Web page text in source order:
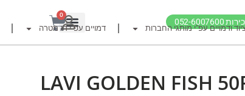
6007600
דף הבית
דמויים מומלצים לדיג זרזור
0
ודמויים עפ"י מותגי החברות דמויים עפ"י דג מטרה
LAVI GOLDEN FISH